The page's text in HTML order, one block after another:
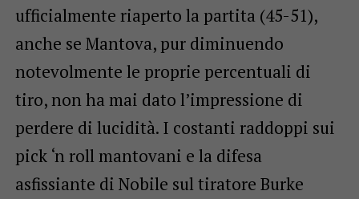
ufficialmente riaperto la partita (45-51),
anche se Mantova, pur diminuendo
notevolmente le proprie percentuali di
tiro, non ha mai dato l’impressione di
perdere di lucidità. I costanti raddoppi sui
pick ‘n roll mantovani e la difesa
asfissiante di Nobile sul tiratore Burke